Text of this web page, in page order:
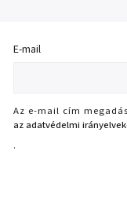
E-mail
Az e-mail cím
az adatvédelmi
.